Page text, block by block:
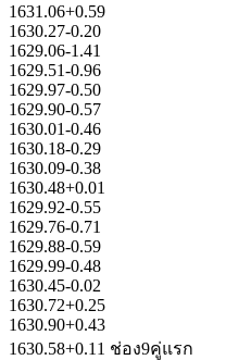
1631.06+0.59
1630.27-0.20
1629.06-1.41
1629.51-0.96
1629.97-0.50
1629.90-0.57
1630.01-0.46
1630.18-0.29
1630.09-0.38
1630.48+0.01
1629.92-0.55
1629.76-0.71
1629.88-0.59
1629.99-0.48
1630.45-0.02
1630.72+0.25
1630.90+0.43
1630.58+0.11 ช่อง9คู่แรก